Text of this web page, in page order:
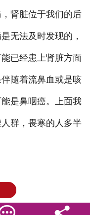
肾脏位于我们的后
无法及时发现的，
已经患上肾脏方面
随着流鼻血或是咳
是鼻咽癌。上面我
群，畏寒的人多半